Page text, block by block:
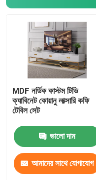
MDF নর্ডিক কাস্টম টিভি
ক্যাবিনেট কোয়ানু লাক্সারি কফি
টেবিল সেট
ভালো দাম
আমাদের সাথে যোগাযোগ